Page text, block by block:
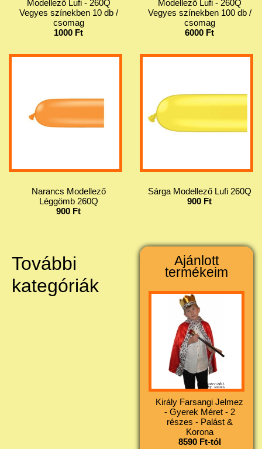
Modellező Lufi - 260Q
Vegyes színekben 10 db /
csomag
1000 Ft
Modellező Lufi - 260Q
Vegyes színekben 100 db /
csomag
6000 Ft
Narancs Modellező
Léggömb 260Q
900 Ft
Sárga Modellező Lufi 260Q
900 Ft
További
kategóriák
Ajánlott
termékeim
Király Farsangi Jelmez
- Gyerek Méret - 2
részes - Palást &
Korona
8590 Ft-tól